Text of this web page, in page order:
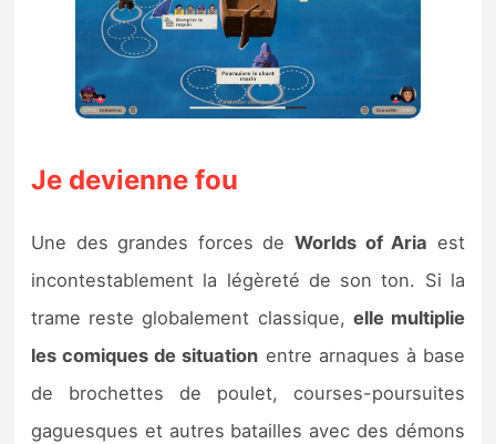
Je devienne fou
Une des grandes forces deWorlds of Aria est
incontestablement la légèreté de son ton. Si la
trame reste globalement classique, elle multiplie
les comiques de situation entre arnaques à base
de brochettes de poulet, courses-poursuites
gaguesques et autres batailles avec des démons